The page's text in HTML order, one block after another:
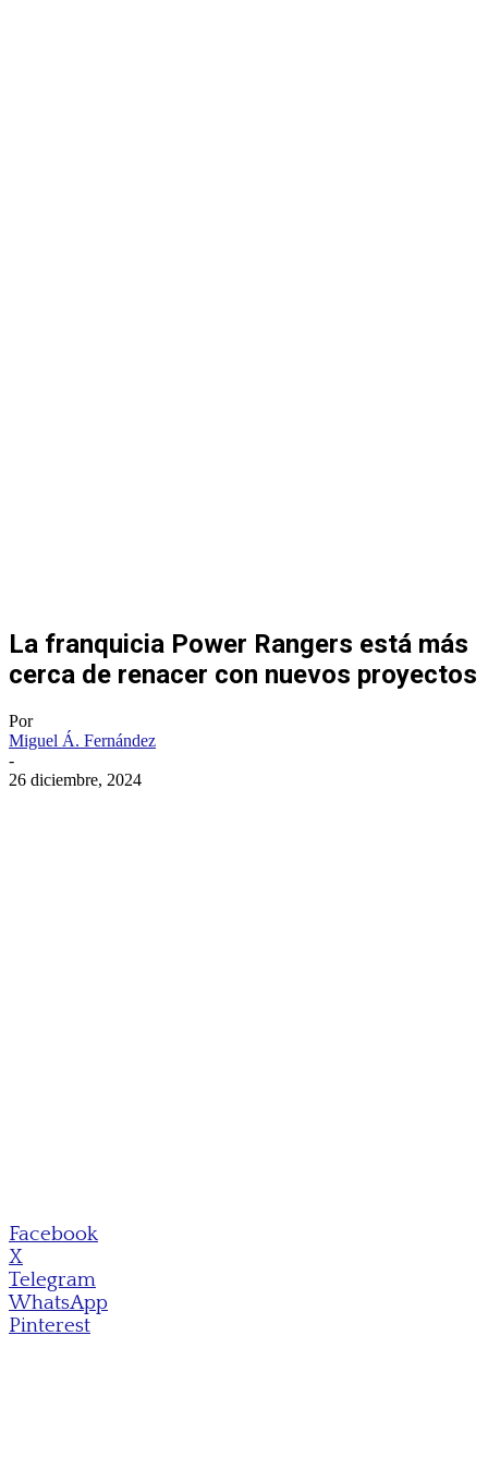
La franquicia Power Rangers está más
cerca de renacer con nuevos proyectos
Por
Miguel Á. Fernández
-
26 diciembre, 2024
Facebook
X
Telegram
WhatsApp
Pinterest